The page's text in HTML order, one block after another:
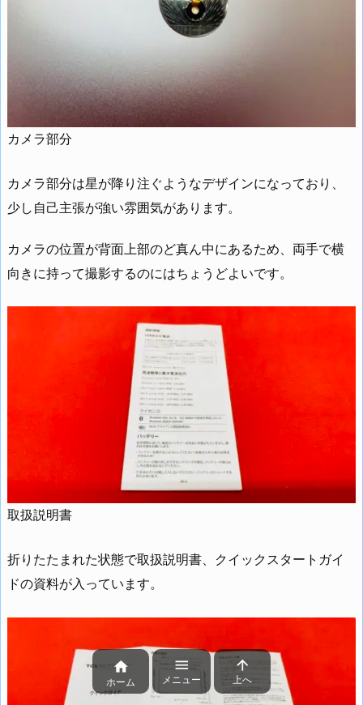
カメラ部分
カメラ部分は星が降り注ぐようなデザインになっており、
少し自己主張が強い雰囲気があります。
カメラの位置が背面上部のど真ん中にあるため、両手で横
向きに持って撮影するのにはちょうどよいです。
取扱説明書
折りたたまれた状態で取扱説明書、クイックスタートガイ
ドの資料が入っています。

ホーム

メニュー

上へ